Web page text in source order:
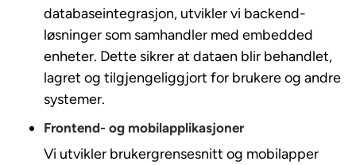
databaseintegrasjon, utvikler vi backend-
løsninger som samhandler med embedded
enheter. Dette sikrer at dataen blir behandlet,
lagret og tilgjengeliggjort for brukere og andre
systemer.
Frontend- og mobilapplikasjoner
Vi utvikler brukergrensesnitt og mobilapper